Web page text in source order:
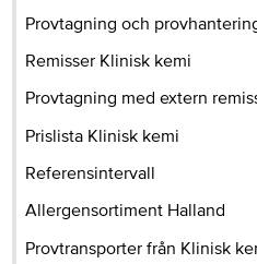
Provtagning och
Remisser Klinisk kemi
Provtagning med extern
Prislista Klinisk kemi
Referensintervall
Allergensortiment Halland
Provtransporter från Klinisk